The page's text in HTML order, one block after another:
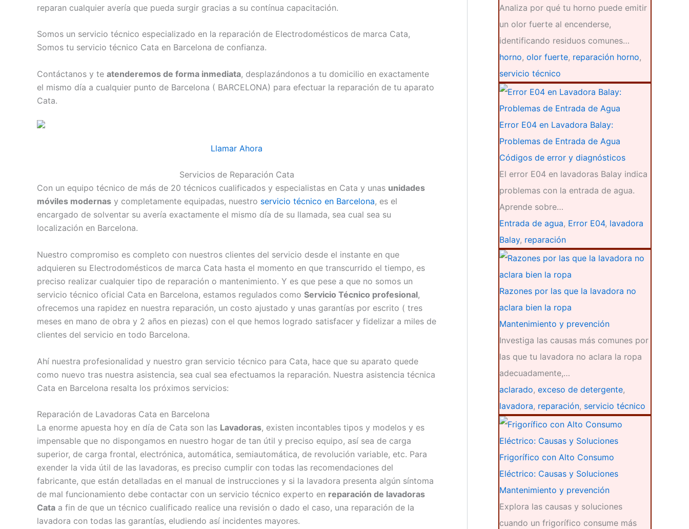
reparan cualquier avería que pueda surgir gracias a su contínua capacitación.
Somos un servicio técnico especializado en la reparación de Electrodomésticos de marca Cata,
Somos tu servicio técnico Cata en Barcelona de confianza.
Contáctanos y te atenderemos de forma inmediata, desplazándonos a tu domicilio en exactamente
el mismo día a cualquier punto de Barcelona ( BARCELONA) para efectuar la reparación de tu aparato
Cata.
Llamar Ahora
Servicios de Reparación Cata
Con un equipo técnico de más de 20 técnicos cualificados y especialistas en Cata y unas unidades
móviles modernas y completamente equipadas, nuestro servicio técnico en Barcelona, es el
encargado de solventar su avería exactamente el mismo día de su llamada, sea cual sea su
localización en Barcelona.
Nuestro compromiso es completo con nuestros clientes del servicio desde el instante en que
adquieren su Electrodomésticos de marca Cata hasta el momento en que transcurrido el tiempo, es
preciso realizar cualquier tipo de reparación o mantenimiento. Y es que pese a que no somos un
servicio técnico oficial Cata en Barcelona, estamos regulados como Servicio Técnico profesional,
ofrecemos una rapidez en nuestra reparación, un costo ajustado y unas garantías por escrito ( tres
meses en mano de obra y 2 años en piezas) con el que hemos logrado satisfacer y fidelizar a miles de
clientes del servicio en todo Barcelona.
Ahí nuestra profesionalidad y nuestro gran servicio técnico para Cata, hace que su aparato quede
como nuevo tras nuestra asistencia, sea cual sea efectuamos la reparación. Nuestra asistencia técnica
Cata en Barcelona resalta los próximos servicios:
Reparación de Lavadoras Cata en Barcelona
La enorme apuesta hoy en día de Cata son las Lavadoras, existen incontables tipos y modelos y es
impensable que no dispongamos en nuestro hogar de tan útil y preciso equipo, así sea de carga
superior, de carga frontal, electrónica, automática, semiautomática, de revolución variable, etc. Para
exender la vida útil de las lavadoras, es preciso cumplir con todas las recomendaciones del
fabricante, que están detalladas en el manual de instrucciones y si la lavadora presenta algún síntoma
de mal funcionamiento debe contactar con un servicio técnico experto en reparación de lavadoras
Cata a fin de que un técnico cualificado realice una revisión o dado el caso, una reparación de la
lavadora con todas las garantías, eludiendo así incidentes mayores.
Analiza por qué tu horno puede emitir
un olor fuerte al encenderse,
identificando residuos comunes…
horno, olor fuerte, reparación horno,
servicio técnico
Error E04 en Lavadora Balay:
Problemas de Entrada de Agua
Códigos de error y diagnósticos
El error E04 en lavadoras Balay indica
problemas con la entrada de agua.
Aprende sobre…
Entrada de agua, Error E04, lavadora
Balay, reparación
Razones por las que la lavadora no
aclara bien la ropa
Mantenimiento y prevención
Investiga las causas más comunes por
las que tu lavadora no aclara la ropa
adecuadamente,…
aclarado, exceso de detergente,
lavadora, reparación, servicio técnico
Frigorífico con Alto Consumo
Eléctrico: Causas y Soluciones
Mantenimiento y prevención
Explora las causas y soluciones
cuando un frigorífico consume más